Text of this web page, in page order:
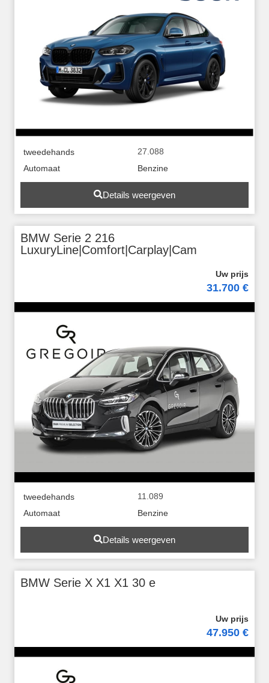
tweedehands
27.088
Automaat
Benzine
Details weergeven
BMW Serie 2 216
LuxuryLine|Comfort|Carplay|Cam
31.700 €
tweedehands
11.089
Automaat
Benzine
Details weergeven
BMW Serie X X1 X1 30 e
47.950 €